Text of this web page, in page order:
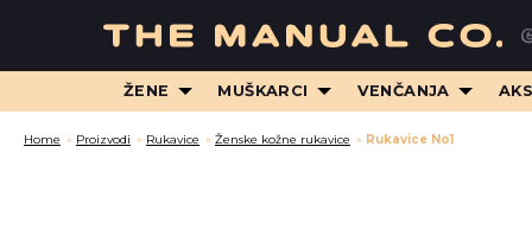
ŽENE MUŠKARCI VENČANJA
Home » Proizvodi » Rukavice » Ženske kožne rukavice » Rukavice No1